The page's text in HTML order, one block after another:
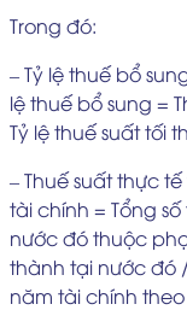
Trong đó:
– Tỷ lệ thuế bổ
lệ thuế bổ sung =
Tỷ lệ thuế suất tối
– Thuế suất thực
tài chính = Tổng
nước đó thuộc
thành tại nước đó
năm tài chính